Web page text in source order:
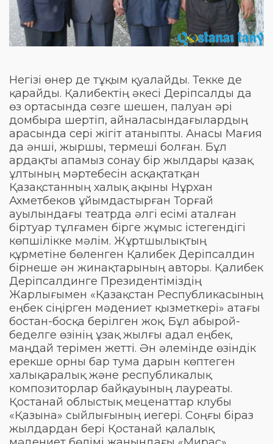
Негізі өнер де тұқым қуалайды. Текке де
қарайды. Қалибектің әкесі Деріпсалды да
өз ортасында сөзге шешен, палуан әрі
домбыра шертіп, айналасындағылардың
арасында сері жігіт атаныпты. Анасы Мағия
да әнші, жыршы, термеші болған. Бұл
ардақты апамыз сонау бір жылдары қазақ
ұлтының мәртебесін асқақтатқан
Қазақстанның халық ақыны Нұрхан
Ахметбеков ұйымдастырған Торғай
ауылындағы театрда әлгі есімі аталған
біртуар тұлғамен бірге жұмыс істегендігі
көпшілікке мәлім. Жұртшылықтың
құрметіне бөленген Қалибек Деріпсалдин
бірнеше ән жинақтарының авторы. Қалибек
Деріпсалдинге Президентіміздің
Жарлығымен «Қазақстан Республикасының
еңбек сіңірген мәдениет қызметкері» атағы
бостан-босқа берілген жоқ. Бұл абырой-
беделге өзінің ұзақ жылғы адал еңбек,
маңдай терімен жетті. Ән әлемінде өзіндік
ерекше орны бар тума дарын көптеген
халықаралық және республикалық
композиторлар байқауының лауреаты.
Қостанай облыстық меценаттар клубы
«Қазына» сыйлығының иегері. Соңғы біраз
жылдардан бері Қостанай қалалық